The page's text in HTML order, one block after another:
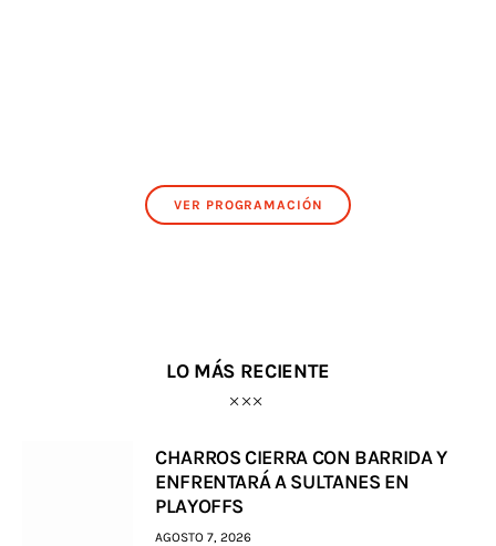
VER PROGRAMACIÓN
LO MÁS RECIENTE
CHARROS CIERRA CON BARRIDA Y
ENFRENTARÁ A SULTANES EN
PLAYOFFS
AGOSTO 7, 2026